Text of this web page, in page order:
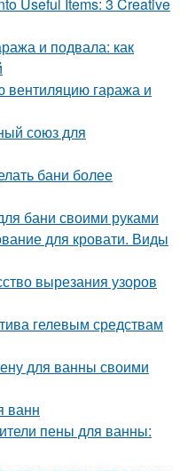
и подвала: как
вентиляцию гаража и
союз для
бани более
бани своими руками
для кровати. Виды
вырезания узоров
гелевым средствам
для ванны своими
ванн
пены для ванны: